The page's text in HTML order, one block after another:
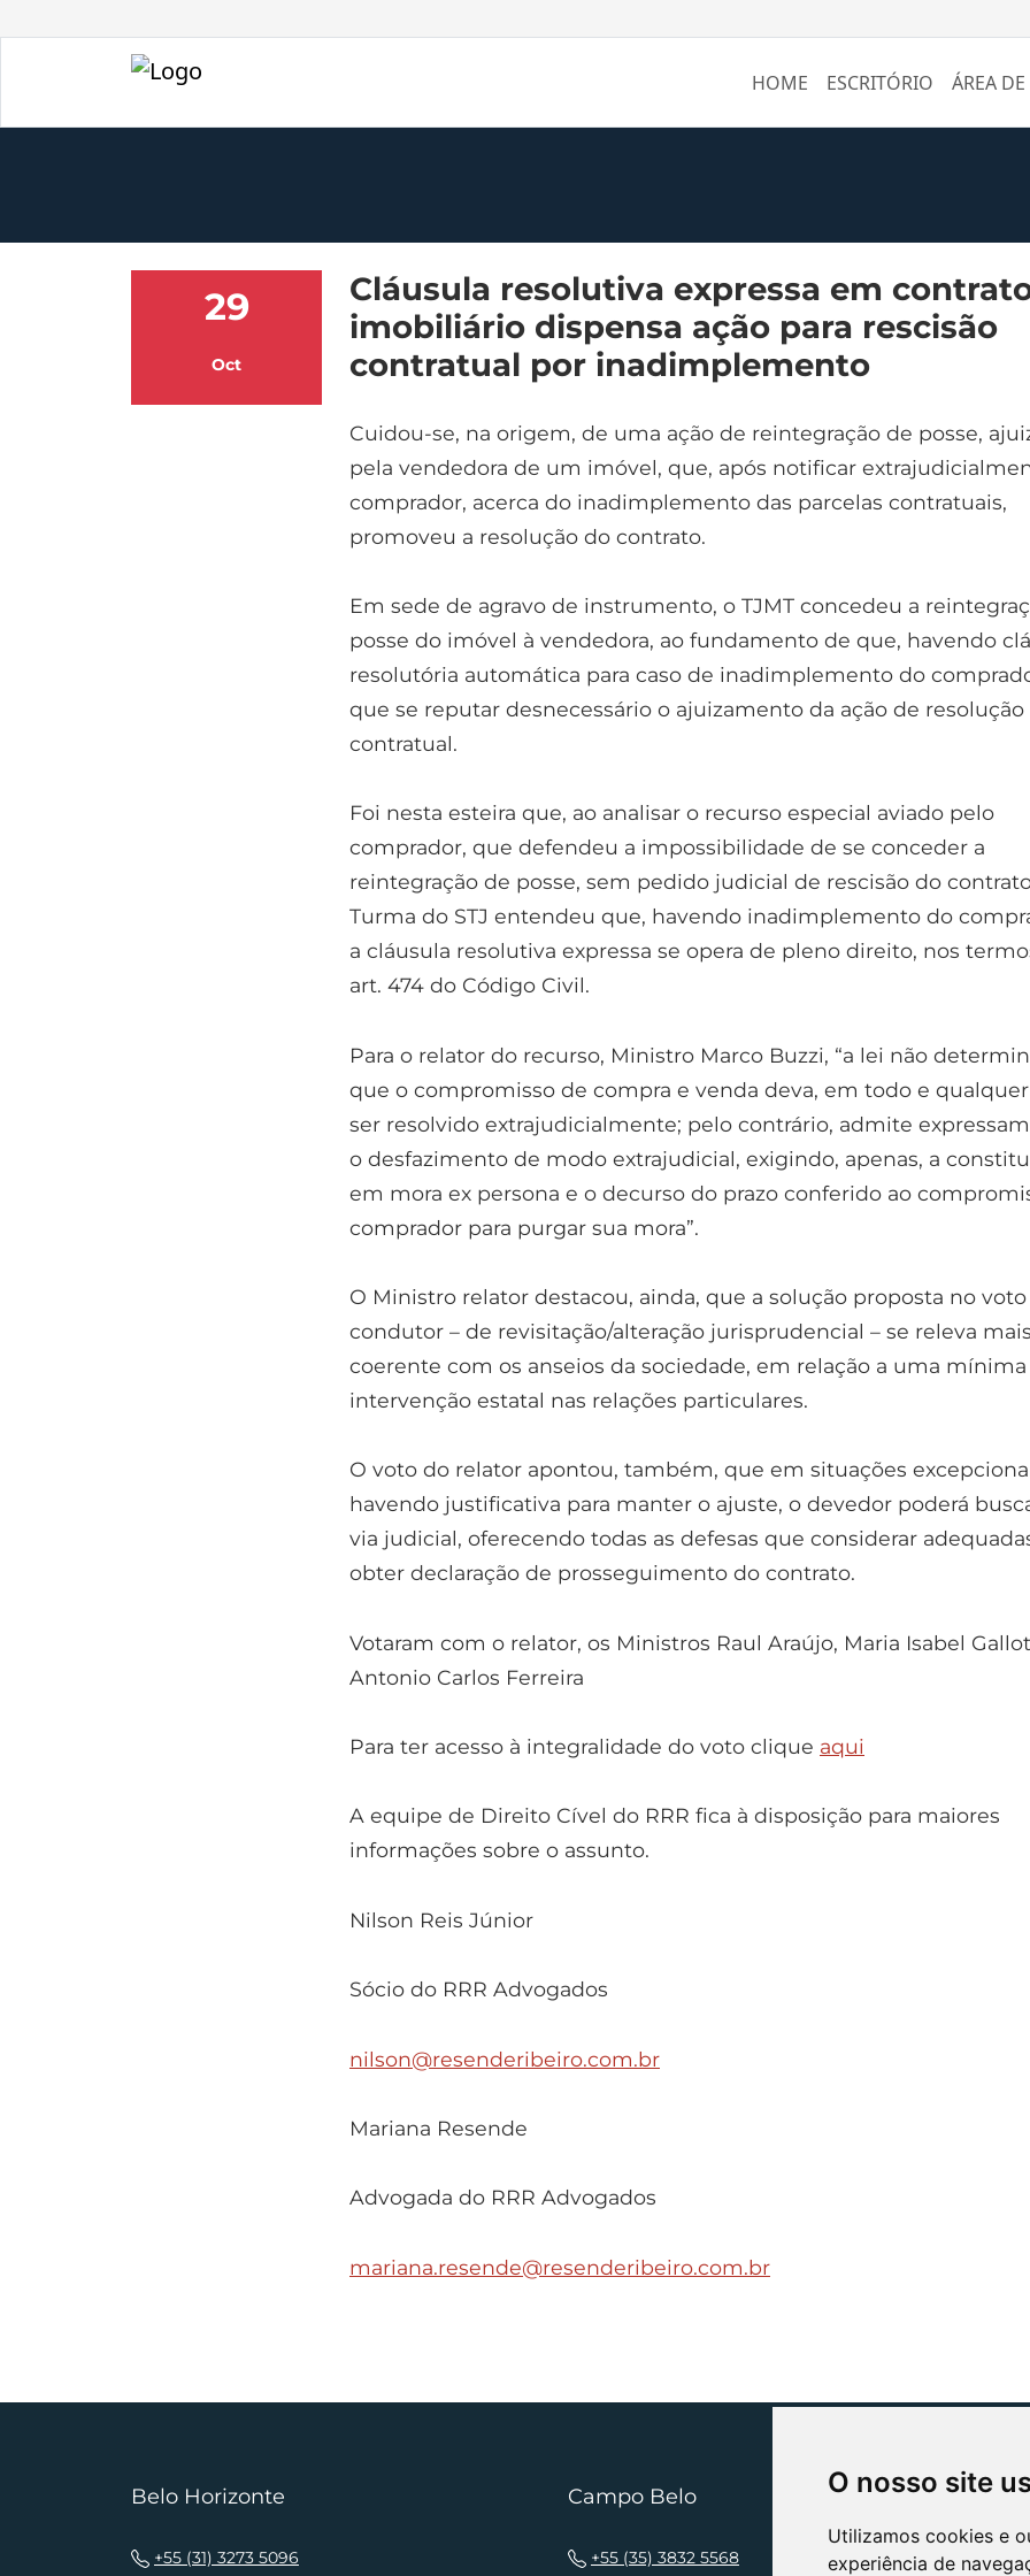
O nosso site
Utilizamos cookies e
experiência de
HOME ESCRITÓRIO ÁREA
29
Oct
Cláusula resolutiva expressa em
imobiliário dispensa ação para rescisão
contratual por inadimplemento
Cuidou-se, na origem, de uma ação de reintegração de posse,
pela vendedora de um imóvel, que, após notificar
comprador, acerca do inadimplemento das parcelas contratuais,
promoveu a resolução do contrato.
Em sede de agravo de instrumento, o TJMT concedeu a
posse do imóvel à vendedora, ao fundamento de que, havendo
resolutória automática para caso de inadimplemento do
que se reputar desnecessário o ajuizamento da ação de resolução
contratual.
Foi nesta esteira que, ao analisar o recurso especial aviado pelo
comprador, que defendeu a impossibilidade de se conceder a
reintegração de posse, sem pedido judicial de rescisão do
Turma do STJ entendeu que, havendo inadimplemento do
a cláusula resolutiva expressa se opera de pleno direito, nos
art. 474 do Código Civil.
Para o relator do recurso, Ministro Marco Buzzi, “a lei não
que o compromisso de compra e venda deva, em todo e qualquer
ser resolvido extrajudicialmente; pelo contrário, admite
o desfazimento de modo extrajudicial, exigindo, apenas, a
em mora ex persona e o decurso do prazo conferido ao
comprador para purgar sua mora”.
O Ministro relator destacou, ainda, que a solução proposta no voto
condutor – de revisitação/alteração jurisprudencial – se releva
coerente com os anseios da sociedade, em relação a uma mínima
intervenção estatal nas relações particulares.
O voto do relator apontou, também, que em situações
havendo justificativa para manter o ajuste, o devedor poderá
via judicial, oferecendo todas as defesas que considerar
obter declaração de prosseguimento do contrato.
Votaram com o relator, os Ministros Raul Araújo, Maria Isabel
Antonio Carlos Ferreira
Para ter acesso à integralidade do voto clique aqui
A equipe de Direito Cível do RRR fica à disposição para maiores
informações sobre o assunto.
Nilson Reis Júnior
Sócio do RRR Advogados
nilson@resenderibeiro.com.br
Mariana Resende
Advogada do RRR Advogados
mariana.resende@resenderibeiro.com.br
Belo Horizonte
+55 (31) 3273 5096
Campo Belo
+55 (35) 3832 5568